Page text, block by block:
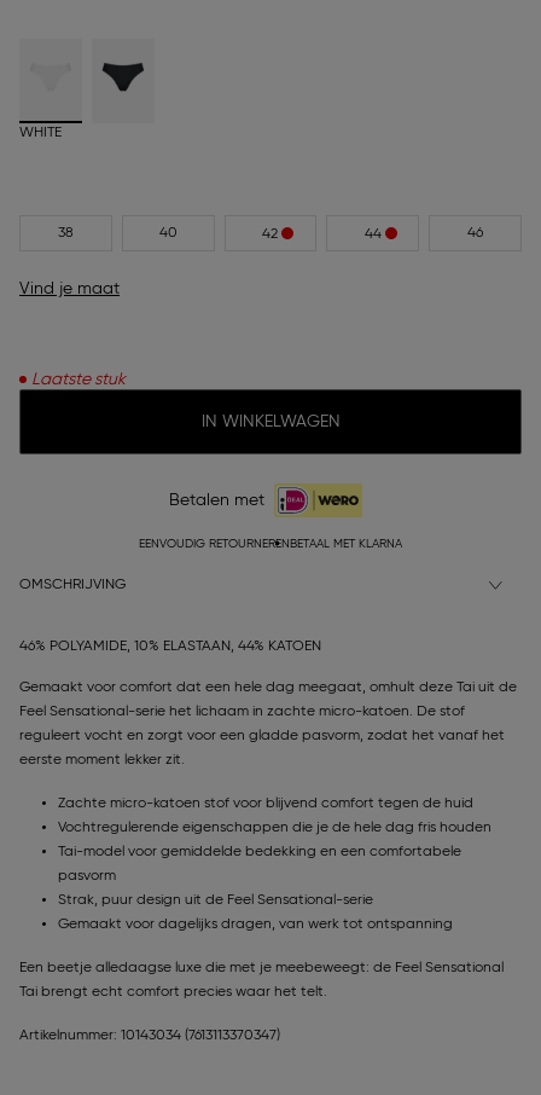
WHITE
38 40 42 44 46
Vind je maat
Laatste stuk
IN WINKELWAGEN
Betalen met
EENVOUDIG RETOURNEREN BETAAL MET KLARNA
OMSCHRIJVING
46% POLYAMIDE, 10% ELASTAAN, 44% KATOEN
Gemaakt voor comfort dat een hele dag meegaat, omhult deze Tai uit de
Feel Sensational-serie het lichaam in zachte micro-katoen. De stof
reguleert vocht en zorgt voor een gladde pasvorm, zodat het vanaf het
eerste moment lekker zit.
Zachte micro-katoen stof voor blijvend comfort tegen de huid
Vochtregulerende eigenschappen die je de hele dag fris houden
Tai-model voor gemiddelde bedekking en een comfortabele
pasvorm
Strak, puur design uit de Feel Sensational-serie
Gemaakt voor dagelijks dragen, van werk tot ontspanning
Een beetje alledaagse luxe die met je meebeweegt: de Feel Sensational
Tai brengt echt comfort precies waar het telt.
Artikelnummer: 10143034 (7613113370347)